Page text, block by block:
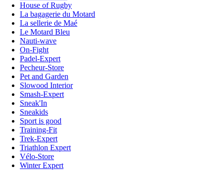
House of Rugby
La bagagerie du Motard
La sellerie de Maé
Le Motard Bleu
Nauti-wave
On-Fight
Padel-Expert
Pecheur-Store
Pet and Garden
Slowood Interior
Smash-Expert
Sneak'In
Sneakids
Sport is good
Training-Fit
Trek-Expert
Triathlon Expert
Vélo-Store
Winter Expert